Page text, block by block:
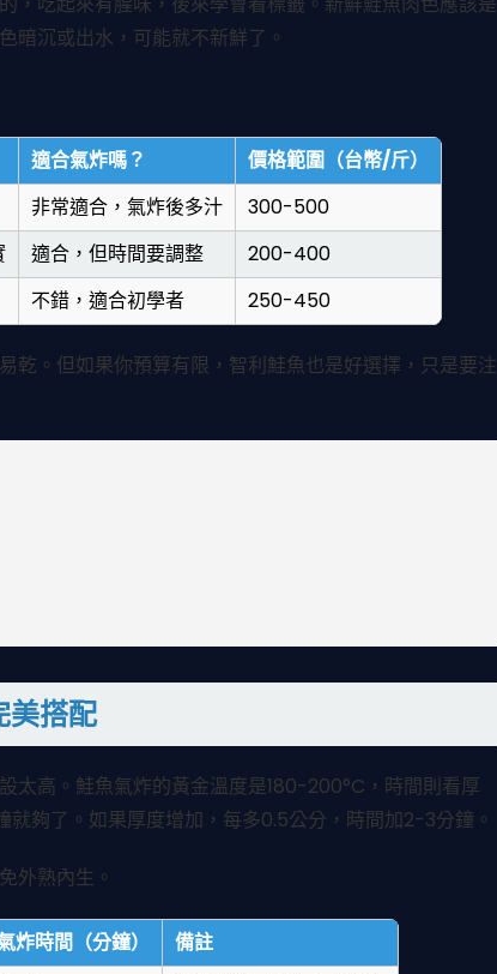
暗沉或出水，可能就不新鮮了。
適合氣炸嗎？
價格範圍（台幣/斤）
非常適合，氣炸後多汁
300-500
適合，但時間要調整
200-400
不錯，適合初學者 250-450
乾。但如果你預算有限，智利鮭魚也是好選擇，只是要注
美搭配
太高。鮭魚氣炸的黃金溫度是180-200°C，時間則看厚
就夠了。如果厚度增加，每多0.5公分，時間加2-3分鐘。
外熟內生。
炸時間（分鐘）
備註